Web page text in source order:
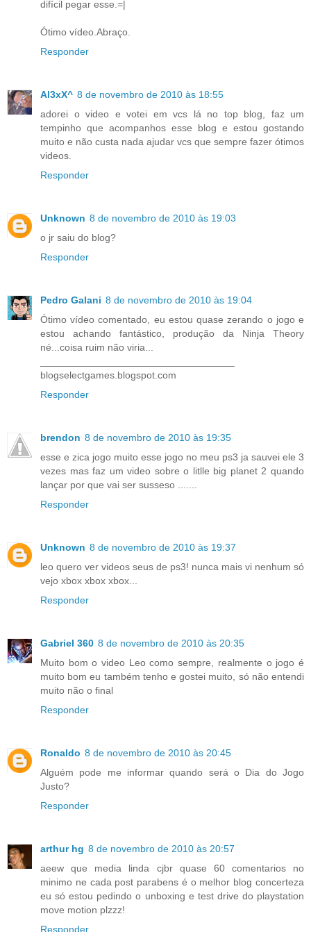
difícil pegar esse.=|
Ótimo vídeo.Abraço.
Responder
Al3xX^ 8 de novembro de 2010 às 18:55
adorei o video e votei em vcs lá no top blog, faz um
tempinho que acompanhos esse blog e estou gostando
muito e não custa nada ajudar vcs que sempre fazer ótimos
videos.
Responder
Unknown 8 de novembro de 2010 às 19:03
o jr saiu do blog?
Responder
Pedro Galani 8 de novembro de 2010 às 19:04
Ótimo vídeo comentado, eu estou quase zerando o jogo e
estou achando fantástico, produção da Ninja Theory
né...coisa ruim não viria...
blogselectgames.blogspot.com
Responder
brendon 8 de novembro de 2010 às 19:35
esse e zica jogo muito esse jogo no meu ps3 ja sauvei ele 3
vezes mas faz um video sobre o litlle big planet 2 quando
lançar por que vai ser susseso .......
Responder
Unknown 8 de novembro de 2010 às 19:37
leo quero ver videos seus de ps3! nunca mais vi nenhum só
vejo xbox xbox xbox...
Responder
Gabriel 360 8 de novembro de 2010 às 20:35
Muito bom o video Leo como sempre, realmente o jogo é
muito bom eu também tenho e gostei muito, só não entendi
muito não o final
Responder
Ronaldo 8 de novembro de 2010 às 20:45
Alguém pode me informar quando será o Dia do Jogo
Justo?
Responder
arthur hg 8 de novembro de 2010 às 20:57
aeew que media linda cjbr quase 60 comentarios no
minimo ne cada post parabens é o melhor blog concerteza
eu só estou pedindo o unboxing e test drive do playstation
move motion plzzz!
Responder